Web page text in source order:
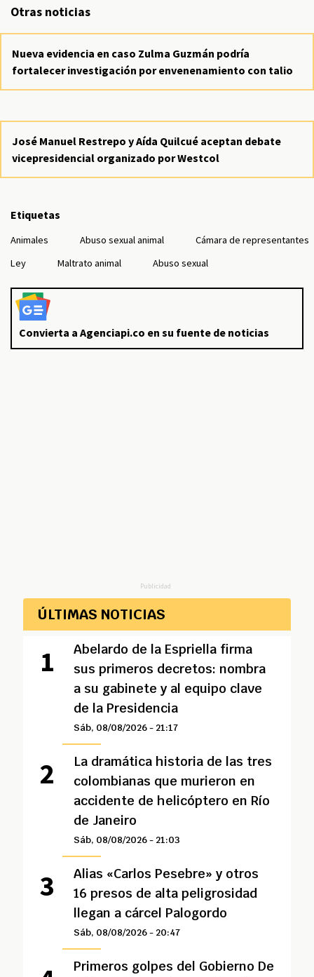
Otras noticias
Nueva evidencia en caso Zulma Guzmán podría
fortalecer investigación por envenenamiento con talio
José Manuel Restrepo y Aída Quilcué aceptan debate
vicepresidencial organizado por Westcol
Etiquetas
Animales Abuso sexual animal
Cámara de representantes
Ley
Maltrato animal Abuso sexual
Convierta a Agenciapi.co en su fuente de noticias
Publicidad
ÚLTIMAS NOTICIAS
Abelardo de la Espriella firma
sus primeros decretos: nombra
a su gabinete y al equipo clave
de la Presidencia
Sáb, 08/08/2026 - 21:17
La dramática historia de las tres
colombianas que murieron en
accidente de helicóptero en Río
de Janeiro
Sáb, 08/08/2026 - 21:03
Alias «Carlos Pesebre» y otros
16 presos de alta peligrosidad
llegan a cárcel Palogordo
Sáb, 08/08/2026 - 20:47
Primeros golpes del Gobierno De